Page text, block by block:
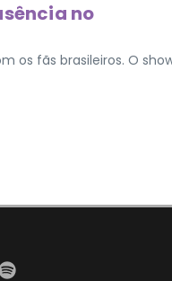
no
os fãs brasileiros. O